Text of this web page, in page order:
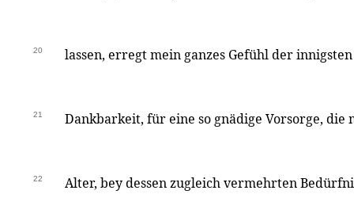
20 lassen, erregt mein ganzes Gefühl der
21 Dankbarkeit, für eine so gnädige Vorsorge, die
22 Alter, bey dessen zugleich vermehrten